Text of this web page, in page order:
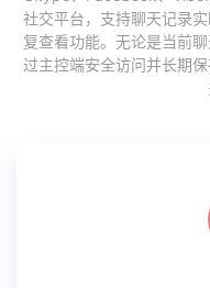
社交平台，支持聊天记录
复查看功能。无论是当前
过主控端安全访问并长期